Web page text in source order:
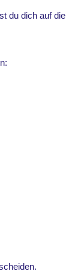
du dich auf die